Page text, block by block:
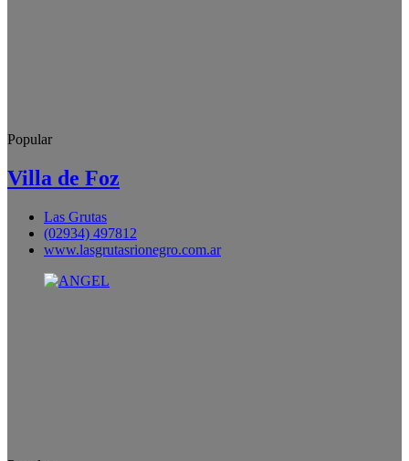
Popular
Villa de Foz
Las Grutas
(02934) 497812
www.lasgrutasrionegro.com.ar